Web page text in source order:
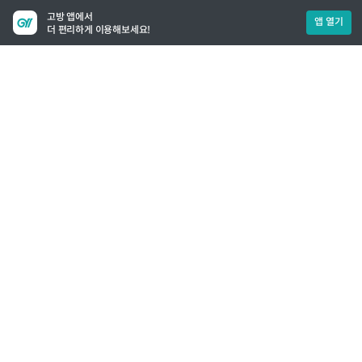
고방 앱에서
더 편리하게 이용해보세요!
앱 열기